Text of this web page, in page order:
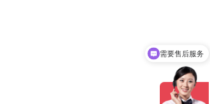
可以介绍下你们的产品么?
需要售后服务